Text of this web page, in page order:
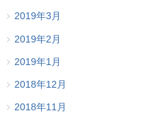
2019年3月
2019年2月
2019年1月
2018年12月
2018年11月